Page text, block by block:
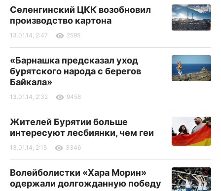
Селенгинский ЦКК возобновил
производство картона
13.01.14, 2:47 2595
«Барнашка предсказал уход
бурятского народа с берегов
Байкала»
13.01.14, 2:32 9458
Жителей Бурятии больше
интересуют лесбиянки, чем геи
13.01.14, 2:15 3346
Волейболистки «Хара Морин»
одержали долгожданную победу